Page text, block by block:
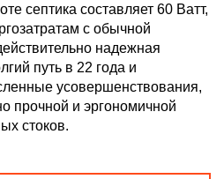
септика составляет 60 Ватт,
с обычной
надежная
путь в 22 года и
усовершенствования,
прочной и эргономичной
стоков.